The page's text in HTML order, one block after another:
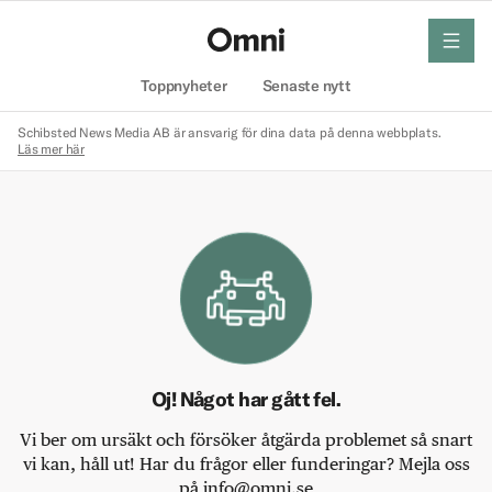
Toppnyheter Senaste nytt
meny
Schibsted News Media AB är ansvarig för dina data på denna webbplats.
Läs mer här
Oj! Något har gått fel.
Vi ber om ursäkt och försöker åtgärda problemet så snart
vi kan, håll ut! Har du frågor eller funderingar? Mejla oss